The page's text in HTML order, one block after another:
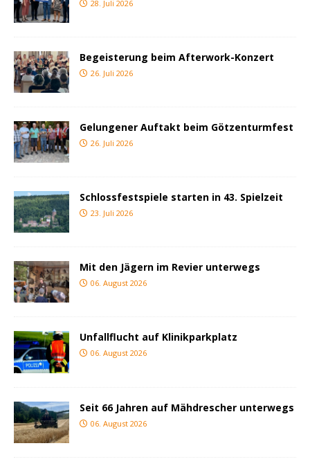
28. Juli 2026
Begeisterung beim Afterwork-Konzert
26. Juli 2026
Gelungener Auftakt beim Götzenturmfest
26. Juli 2026
Schlossfestspiele starten in 43. Spielzeit
23. Juli 2026
Mit den Jägern im Revier unterwegs
06. August 2026
Unfallflucht auf Klinikparkplatz
06. August 2026
Seit 66 Jahren auf Mähdrescher unterwegs
06. August 2026